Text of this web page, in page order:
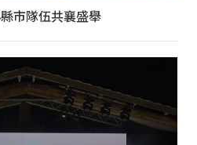
市隊伍共襄盛舉